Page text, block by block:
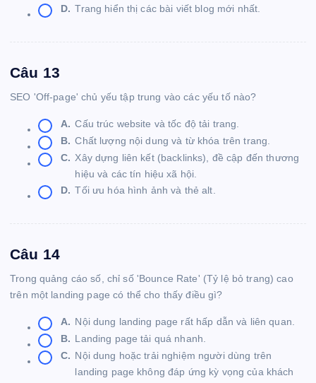
D. Trang hiển thị các bài viết blog mới nhất.
Câu 13
SEO 'Off-page' chủ yếu tập trung vào các yếu tố nào?
A. Cấu trúc website và tốc độ tải trang.
B. Chất lượng nội dung và từ khóa trên trang.
C. Xây dựng liên kết (backlinks), đề cập đến thương
hiệu và các tín hiệu xã hội.
D. Tối ưu hóa hình ảnh và thẻ alt.
Câu 14
Trong quảng cáo số, chỉ số 'Bounce Rate' (Tỷ lệ bỏ trang) cao
trên một landing page có thể cho thấy điều gì?
A. Nội dung landing page rất hấp dẫn và liên quan.
B. Landing page tải quá nhanh.
C. Nội dung hoặc trải nghiệm người dùng trên
landing page không đáp ứng kỳ vọng của khách